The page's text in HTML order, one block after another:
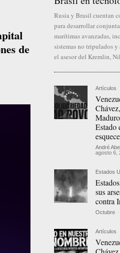
de
Rusia y Brasil cuentan
para desarrollar
marítimas avanzadas,
sistemas no tripulados
el asesor del Kremlin,
Artículos
Estado
André
agosto 6,
Estados
sus
contra
Octubre -
Artículos